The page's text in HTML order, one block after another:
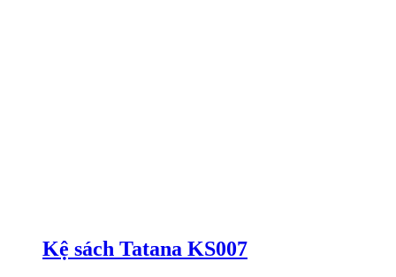
Kệ sách Tatana KS007